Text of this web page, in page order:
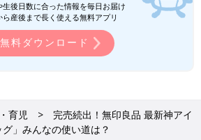
生後日数に合った情報を毎日お届け
ら産後まで長く使える無料アプリ
無料ダウンロード
育児
完売続出！無印良品 最新神アイ
」みんなの使い道は？